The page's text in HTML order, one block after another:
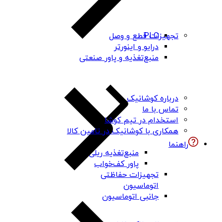
PLC
درایو و اینورتر
منبع‌تغذیه و پاور صنعتی
منبع‌تغذیه ریلی
پاور کف‌خواب
تجهیزات حفاظتی
اتوماسیون
جانبی اتوماسیون
تجهیزات قطع و وصل
درباره کوشانیک
تماس با ما
استخدام در تیم کوشا
همکاری با کوشانیک در تامین کالا
راهنما